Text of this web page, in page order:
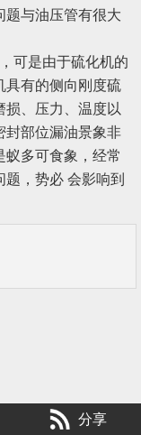
题与油压管有很大
可是由于硫化机的
具有的侧向刚度硫
损、压力、温度以
封部位漏油景象非
蚁多可食象，经常
，势必 会影响到
分享